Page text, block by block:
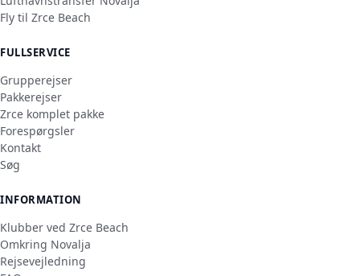
Fly til Zrce Beach
FULLSERVICE
Grupperejser
Pakkerejser
Zrce komplet pakke
Forespørgsler
Kontakt
Søg
INFORMATION
Klubber ved Zrce Beach
Omkring Novalja
Rejsevejledning